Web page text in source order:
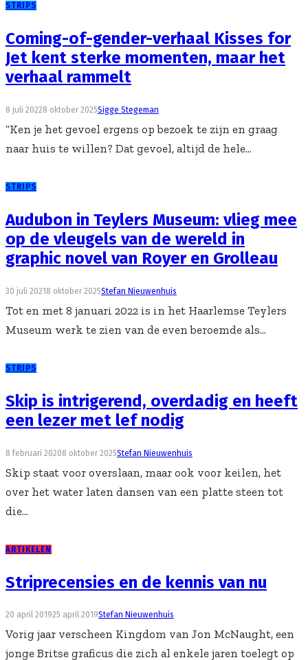
STRIPS
Coming-of-gender-verhaal Kisses for
Jet kent sterke momenten, maar het
verhaal rammelt
8 juli 20228 oktober 2025Sigge Stegeman
“Ken je het gevoel ergens op bezoek te zijn en graag
naar huis te willen? Dat gevoel, altijd de hele...
STRIPS
Audubon in Teylers Museum: vlieg mee
op de vleugels van de wereld in
graphic novel van Royer en Grolleau
30 juli 20218 oktober 2025Stefan Nieuwenhuis
Tot en met 8 januari 2022 is in het Haarlemse Teylers
Museum werk te zien van de even beroemde als...
STRIPS
Skip is intrigerend, overdadig en heeft
een lezer met lef nodig
8 februari 20208 oktober 2025Stefan Nieuwenhuis
Skip staat voor overslaan, maar ook voor keilen, het
over het water laten dansen van een platte steen tot
die...
ARTIKELEN
Striprecensies en de kennis van nu
20 april 201925 april 2019Stefan Nieuwenhuis
Vorig jaar verscheen Kingdom van Jon McNaught, een
jonge Britse graficus die zich al enkele jaren toelegt op